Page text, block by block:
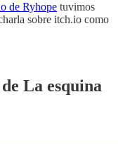
de Ryhope tuvimos
sobre itch.io como
La esquina